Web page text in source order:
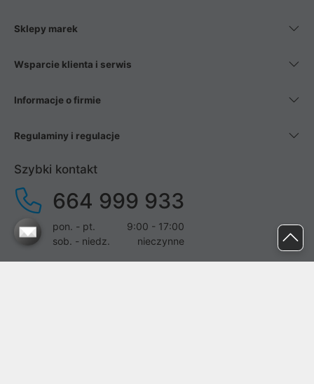
Sklepy marek
Wsparcie klienta i serwis
Informacje o firmie
Regulaminy i regulacje
Szybki kontakt
664 999 933
pon. - pt.
9:00 - 17:00
sob. - niedz.
nieczynne